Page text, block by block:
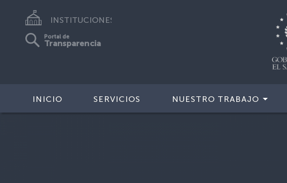
INSTITUCIONES
Portal de
Transparencia
INICIO SERVICIOS NUESTRO TRABAJO